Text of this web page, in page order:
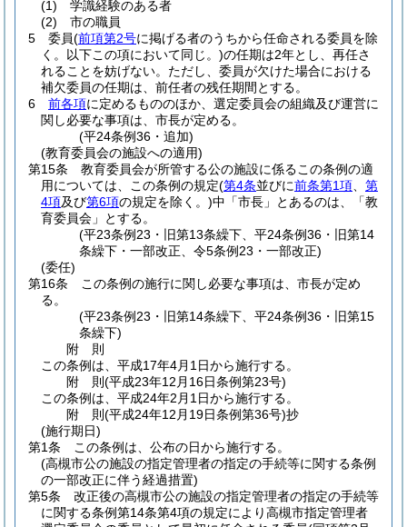
(1)
学識経験のある者
(2)
市の職員
5
委員(前項第2号に掲げる者のうちから任命される委員を除
く。以下この項において同じ。)の任期は2年とし、再任さ
れることを妨げない。 ただし、委員が欠けた場合における
補欠委員の任期は、前任者の残任期間とする。
6
前各項に定めるもののほか、選定委員会の組織及び運営に
関し必要な事項は、市長が定める。
(平24条例36・追加)
(教育委員会の施設への適用)
第15条
教育委員会が所管する公の施設に係るこの条例の適
用については、この条例の規定(第4条並びに前条第1項
第
4項及び第6項の規定を除く。)中「市長」とあるのは、「教
育委員会」とする。
(平23条例23・旧第13条繰下、平24条例36・旧第14
条繰下・一部改正、令5条例23・一部改正)
(委任)
第16条
この条例の施行に関し必要な事項は、市長が定め
る。
(平23条例23・旧第14条繰下、平24条例36・旧第15
条繰下)
附 則
この条例は、平成17年4月1日から施行する。
附 則(平成23年12月16日条例第23号)
この条例は、平成24年2月1日から施行する。
附 則(平成24年12月19日条例第36号)抄
(施行期日)
第1条
この条例は、公布の日から施行する。
(高槻市公の施設の指定管理者の指定の手続等に関する条例
の一部改正に伴う経過措置)
第5条
改正後の高槻市公の施設の指定管理者の指定の手続等
に関する条例第14条第4項の規定により高槻市指定管理者